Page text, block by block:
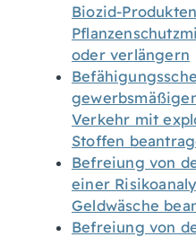
Biozid-
oder verlängern
Verkehr mit
Stoffen
Befreiung von
einer
Geldwäsche
Befreiung von